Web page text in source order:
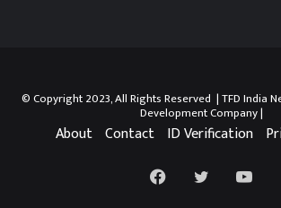
© Copyright 2023, All Rights Reserved | TFD India
Development Company|
About Contact ID Verification
FacebookTwitter